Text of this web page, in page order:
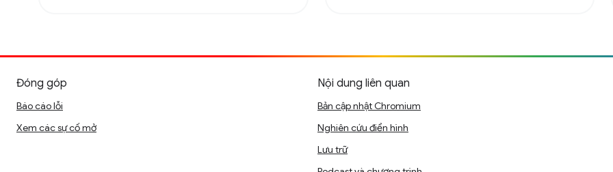
Đóng góp
Báo cáo lỗi
Xem các sự cố mở
Nội dung liên quan
Bản cập nhật Chromium
Nghiên cứu điển hình
Lưu trữ